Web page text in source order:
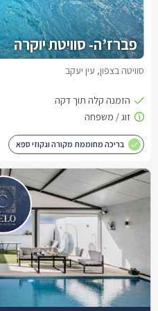
פברז’ה- סוויטת יוקרה
סוויטה בצפון, עין יעקב
בריכה מחוממת מקורה וגקוזי ספא